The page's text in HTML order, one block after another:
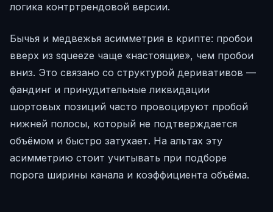
логика контртрендовой версии.
Бычья и медвежья асимметрия в крипте: пробои
вверх из squeeze чаще «настоящие», чем пробои
вниз. Это связано со структурой деривативов —
фандинг и принудительные ликвидации
шортовых позиций часто провоцируют пробой
нижней полосы, который не подтверждается
объёмом и быстро затухает. На альтах эту
асимметрию стоит учитывать при подборе
порога ширины канала и коэффициента объёма.